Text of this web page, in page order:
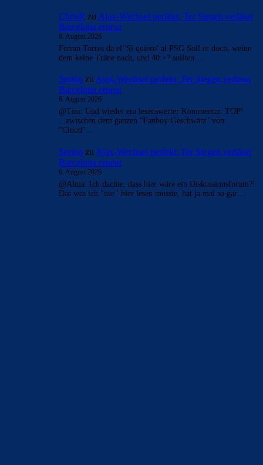
ChrisR zu Ajax-Wechsel perfekt: Ter Stegen verlässt
Barcelona erneut
6. August 2026
Ferran Torres da el 'Sí quiero' al PSG Soll er doch, weine
dem keine Träne nach, und 40 +? sollten…
Serino zu Ajax-Wechsel perfekt: Ter Stegen verlässt
Barcelona erneut
6. August 2026
@Tini: Und wieder ein lesenswerter Kommentar. TOP!
...zwischen dem ganzen "Fanboy-Geschwätz" von
"Cloud"...
Serino zu Ajax-Wechsel perfekt: Ter Stegen verlässt
Barcelona erneut
6. August 2026
@Alma: Ich dachte, dass hier wäre ein Diskussionsforum?!
Das was ich "nur" hier lesen musste, hat ja mal so gar…